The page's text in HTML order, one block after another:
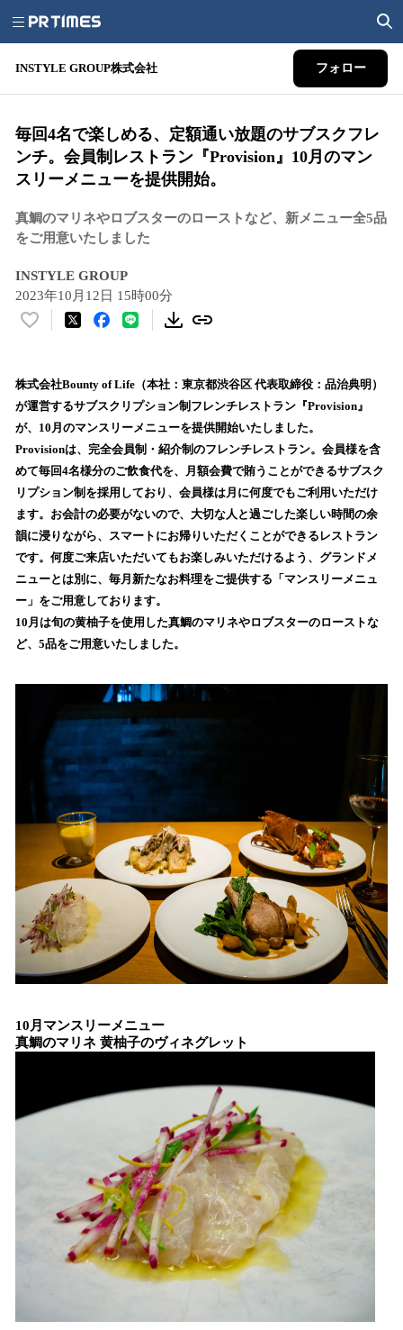
INSTYLE GROUP株式会社 フォロー
毎回4名で楽しめる、定額通い放題のサブスクフレ
ンチ。会員制レストラン『Provision』10月のマン
スリーメニューを提供開始。
真鯛のマリネやロブスターのローストなど、新メニュー全5品
をご用意いたしました
INSTYLE GROUP
2023年10月12日 15時00分
い
！
数
を
読
込
み
中
で
す
株式会社Bounty of Life（本社：東京都渋谷区 代表取締役：品治典明）
が運営するサブスクリプション制フレンチレストラン『Provision』
が、10月のマンスリーメニューを提供開始いたしました。
Provisionは、完全会員制・紹介制のフレンチレストラン。会員様を含
めて毎回4名様分のご飲食代を、月額会費で賄うことができるサブスク
リプション制を採用しており、会員様は月に何度でもご利用いただけ
ます。お会計の必要がないので、大切な人と過ごした楽しい時間の余
韻に浸りながら、スマートにお帰りいただくことができるレストラン
です。何度ご来店いただいてもお楽しみいただけるよう、グランドメ
ニューとは別に、毎月新たなお料理をご提供する「マンスリーメニュ
ー」をご用意しております。
10月は旬の黄柚子を使用した真鯛のマリネやロブスターのローストな
ど、5品をご用意いたしました。
10月マンスリーメニュー
真鯛のマリネ 黄柚子のヴィネグレット